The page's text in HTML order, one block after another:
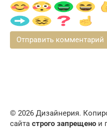
© 2026 Дизайнерия.
сайта строго запрещено и